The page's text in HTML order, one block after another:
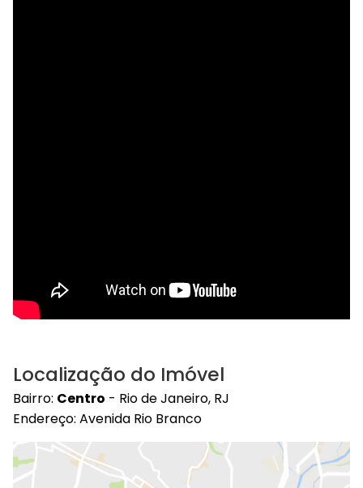
Localização do Imóvel
Bairro: Centro - Rio de Janeiro, RJ
Endereço: Avenida Rio Branco